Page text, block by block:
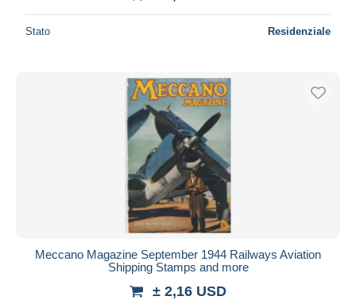
Residenza del venditore
Aggiorna
Stato Residenziale
Meccano Magazine September 1944 Railways Aviation
Shipping Stamps and more
± 2,16 USD